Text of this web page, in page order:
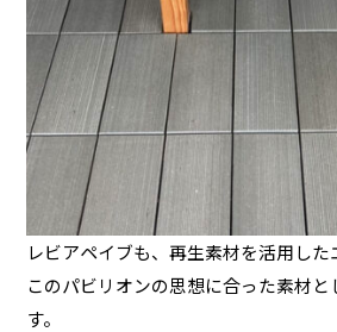
レビアペイブも、再生素材を活用した
このパビリオンの思想に合った素材
す。